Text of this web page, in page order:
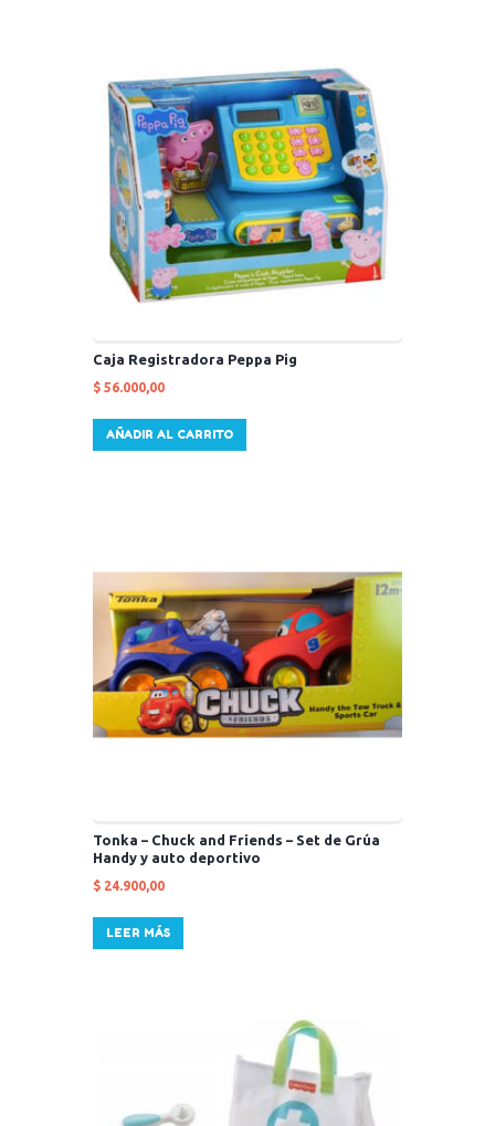
Caja Registradora Peppa Pig
$ 56.000,00
AÑADIR AL CARRITO
Tonka – Chuck and Friends – Set de Grúa
Handy y auto deportivo
$ 24.900,00
LEER MÁS